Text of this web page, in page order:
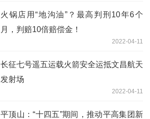
火锅店用“地沟油”？最高判刑10年6个
月，判赔10倍赔偿金！
2022-04-11
长征七号遥五运载火箭安全运抵文昌航天
发射场
2022-04-11
平顶山：“十四五”期间，推动平高集团新